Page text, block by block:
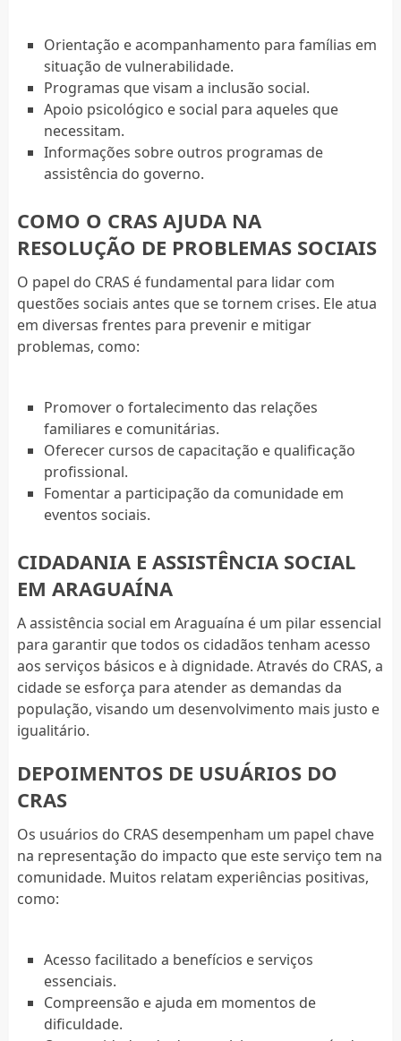
Orientação e acompanhamento para famílias em
situação de vulnerabilidade.
Programas que visam a inclusão social.
Apoio psicológico e social para aqueles que
necessitam.
Informações sobre outros programas de
assistência do governo.
COMO O CRAS AJUDA NA
RESOLUÇÃO DE PROBLEMAS SOCIAIS
O papel do CRAS é fundamental para lidar com
questões sociais antes que se tornem crises. Ele atua
em diversas frentes para prevenir e mitigar
problemas, como:
Promover o fortalecimento das relações
familiares e comunitárias.
Oferecer cursos de capacitação e qualificação
profissional.
Fomentar a participação da comunidade em
eventos sociais.
CIDADANIA E ASSISTÊNCIA SOCIAL
EM ARAGUAÍNA
A assistência social em Araguaína é um pilar essencial
para garantir que todos os cidadãos tenham acesso
aos serviços básicos e à dignidade. Através do CRAS, a
cidade se esforça para atender as demandas da
população, visando um desenvolvimento mais justo e
igualitário.
DEPOIMENTOS DE USUÁRIOS DO
CRAS
Os usuários do CRAS desempenham um papel chave
na representação do impacto que este serviço tem na
comunidade. Muitos relatam experiências positivas,
como:
Acesso facilitado a benefícios e serviços
essenciais.
Compreensão e ajuda em momentos de
dificuldade.